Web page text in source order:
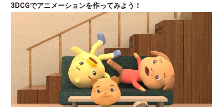
3DCGでアニメーションを作ってみよう！